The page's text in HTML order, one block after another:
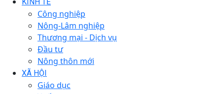
Công nghiệp
Nông-Lâm nghiệp
Thương mại - Dịch vụ
Đầu tư
Nông thôn mới
XÃ HỘI
Giáo dục